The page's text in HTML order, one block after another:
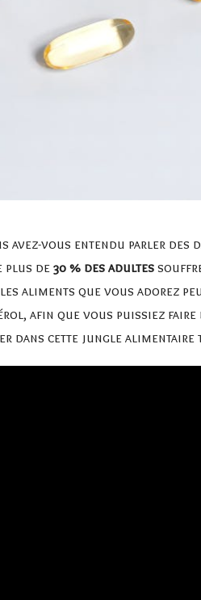
avez-vous entendu parler des
plus de 30 % des adultes
aliments que vous adorez
afin que vous puissiez
dans cette jungle